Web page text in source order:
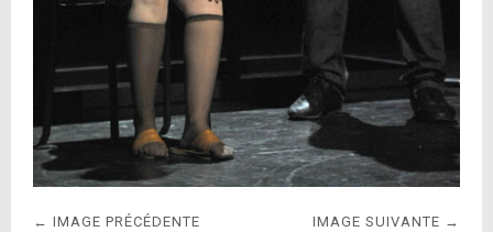
← IMAGE PRÉCÉDENTE IMAGE SUIVANTE →